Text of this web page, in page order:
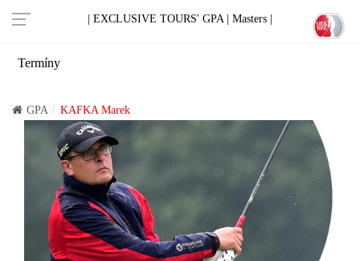
| EXCLUSIVE TOURS' GPA | Masters |
Termíny
GPA KAFKA Marek